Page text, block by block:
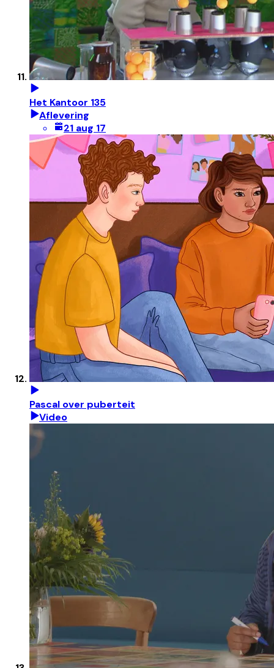
Het Kantoor 135
Aflevering
21 aug 17
Pascal over puberteit
Video